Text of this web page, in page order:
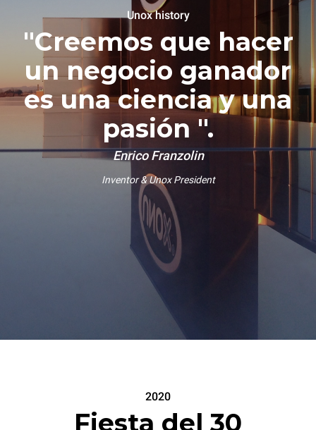
Unox history
"Creemos que hacer
un negocio ganador
es una ciencia y una
pasión ".
Enrico Franzolin
Inventor & Unox President
2020
Fiesta del 30